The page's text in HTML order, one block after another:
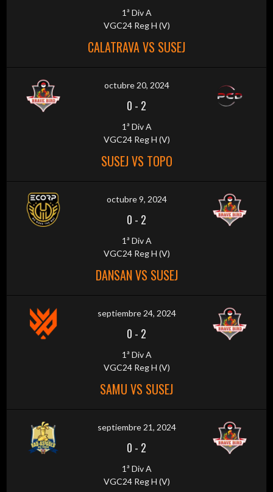
1ª Div A
VGC24 Reg H (V)
CALATRAVA VS SUSEJ
octubre 20, 2024
0 - 2
1ª Div A
VGC24 Reg H (V)
SUSEJ VS TOPO
octubre 9, 2024
0 - 2
1ª Div A
VGC24 Reg H (V)
DANSAN VS SUSEJ
septiembre 24, 2024
0 - 2
1ª Div A
VGC24 Reg H (V)
SAMU VS SUSEJ
septiembre 21, 2024
0 - 2
1ª Div A
VGC24 Reg H (V)